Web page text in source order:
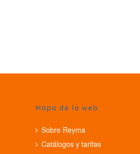
Mapa de la web
Sobre Reyma
Catálogos y tarifas